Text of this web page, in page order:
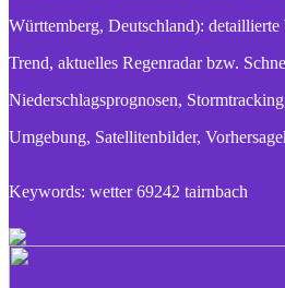
Württemberg, Deutschland): detaillierte
Trend, aktuelles Regenradar bzw.
Niederschlagsprognosen,
Umgebung, Satellitenbilder,
Keywords: wetter 69242 tairnbach